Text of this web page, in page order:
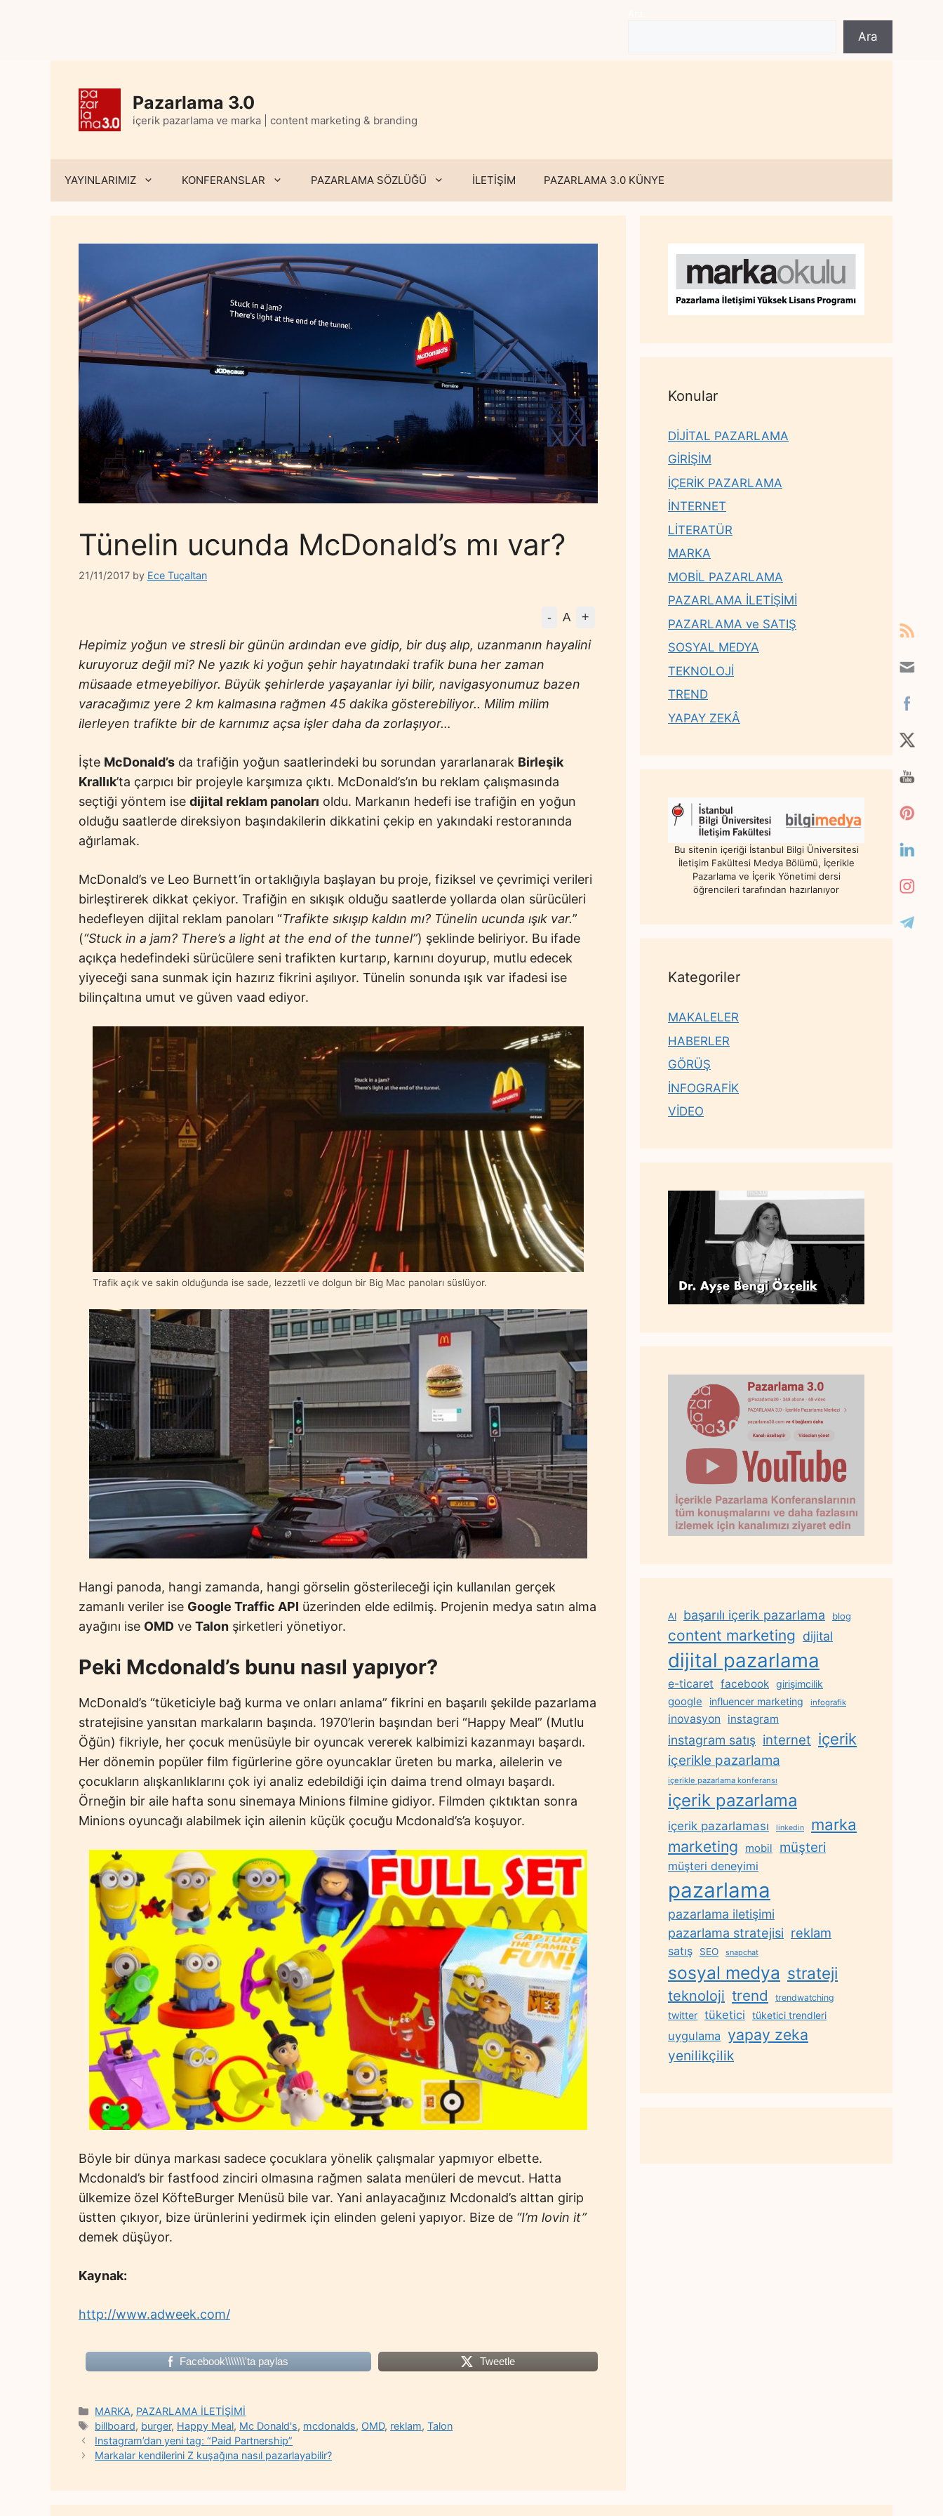
Ara
Pazarlama 3.0
içerik pazarlama ve marka | content marketing & branding
YAYINLARIMIZ KONFERANSLAR PAZARLAMA SÖZLÜĞÜ İLETİŞİM PAZARLAMA 3.0 KÜNYE
Tünelin ucunda McDonald’s mı var?
21/11/2017 by Ece Tuçaltan
- A +
Hepimiz yoğun ve stresli bir günün ardından eve gidip, bir duş alıp, uzanmanın hayalini
kuruyoruz değil mi? Ne yazık ki yoğun şehir hayatındaki trafik buna her zaman
müsaade etmeyebiliyor. Büyük şehirlerde yaşayanlar iyi bilir, navigasyonumuz bazen
varacağımız yere 2 km kalmasına rağmen 45 dakika gösterebiliyor.. Milim milim
ilerleyen trafikte bir de karnımız açsa işler daha da zorlaşıyor…
İşte McDonald’s da trafiğin yoğun saatlerindeki bu sorundan yararlanarak Birleşik
Krallık’ta çarpıcı bir projeyle karşımıza çıktı. McDonald’s’ın bu reklam çalışmasında
seçtiği yöntem ise dijital reklam panoları oldu. Markanın hedefi ise trafiğin en yoğun
olduğu saatlerde direksiyon başındakilerin dikkatini çekip en yakındaki restoranında
ağırlamak.
McDonald’s ve Leo Burnett’in ortaklığıyla başlayan bu proje, fiziksel ve çevrimiçi verileri
birleştirerek dikkat çekiyor. Trafiğin en sıkışık olduğu saatlerde yollarda olan sürücüleri
hedefleyen dijital reklam panoları “Trafikte sıkışıp kaldın mı? Tünelin ucunda ışık var.”
(“Stuck in a jam? There’s a light at the end of the tunnel”) şeklinde beliriyor. Bu ifade
açıkça hedefindeki sürücülere seni trafikten kurtarıp, karnını doyurup, mutlu edecek
yiyeceği sana sunmak için hazırız fikrini aşılıyor. Tünelin sonunda ışık var ifadesi ise
bilinçaltına umut ve güven vaad ediyor.
Trafik açık ve sakin olduğunda ise sade, lezzetli ve dolgun bir Big Mac panoları süslüyor.
Hangi panoda, hangi zamanda, hangi görselin gösterileceği için kullanılan gerçek
zamanlı veriler ise Google Traffic API üzerinden elde edilmiş. Projenin medya satın alma
ayağını ise OMD ve Talon şirketleri yönetiyor.
Peki Mcdonald’s bunu nasıl yapıyor?
McDonald’s “tüketiciyle bağ kurma ve onları anlama” fikrini en başarılı şekilde pazarlama
stratejisine yansıtan markaların başında. 1970’lerin başından beri “Happy Meal” (Mutlu
Öğün) fikriyle, her çocuk menüsüyle bir oyuncak vererek kalbimizi kazanmayı başardı.
Her dönemin popüler film figürlerine göre oyuncaklar üreten bu marka, ailelerin ve
çocukların alışkanlıklarını çok iyi analiz edebildiği için daima trend olmayı başardı.
Örneğin bir aile hafta sonu sinemaya Minions filmine gidiyor. Filmden çıktıktan sonra
Minions oyuncağı alabilmek için ailenin küçük çocuğu Mcdonald’s’a koşuyor.
Böyle bir dünya markası sadece çocuklara yönelik çalışmalar yapmıyor elbette.
Mcdonald’s bir fastfood zinciri olmasına rağmen salata menüleri de mevcut. Hatta
ülkemize özel KöfteBurger Menüsü bile var. Yani anlayacağınız Mcdonald’s alttan girip
üstten çıkıyor, bize ürünlerini yedirmek için elinden geleni yapıyor. Bize de “I’m lovin it”
demek düşüyor.
Kaynak:
http://www.adweek.com/
Facebook\\\\\\\'ta paylas Tweetle
Categories
MARKA, PAZARLAMA İLETİŞİMİ
Tags
billboard, burger, Happy Meal, Mc Donald's, mcdonalds, OMD, reklam,Talon
Instagram’dan yeni tag: “Paid Partnership”
Markalar kendilerini Z kuşağına nasıl pazarlayabilir?
Konular
DİJİTAL PAZARLAMA
GİRİŞİM
İÇERİK PAZARLAMA
İNTERNET
LİTERATÜR
MARKA
MOBİL PAZARLAMA
PAZARLAMA İLETİŞİMİ
PAZARLAMA ve SATIŞ
SOSYAL MEDYA
TEKNOLOJİ
TREND
YAPAY ZEKÂ
Bu sitenin içeriği İstanbul Bilgi Üniversitesi
İletişim Fakültesi Medya Bölümü, İçerikle
Pazarlama ve İçerik Yönetimi dersi
öğrencileri tarafından hazırlanıyor
Kategoriler
MAKALELER
HABERLER
GÖRÜŞ
İNFOGRAFİK
VİDEO
AI başarılı içerik pazarlama blog
content marketing dijital
dijital pazarlama
e-ticaret facebook girişimcilik
google influencer marketing infografik
inovasyon instagram
instagram satış internet içerik
içerikle pazarlama
içerikle pazarlama konferansı
içerik pazarlama
içerik pazarlaması linkedin marka
marketing mobil müşteri
müşteri deneyimi
pazarlama
pazarlama iletişimi
pazarlama stratejisi reklam
satış SEO snapchat
sosyal medya strateji
teknoloji trend trendwatching
twitter tüketici tüketici trendleri
uygulama yapay zeka
yenilikçilik